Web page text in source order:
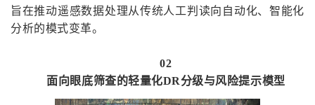
旨在推动遥感数据处理从传统人工判读向自动化、智能化
分析的模式变革。
02
面向眼底筛查的轻量化DR分级与风险提示模型